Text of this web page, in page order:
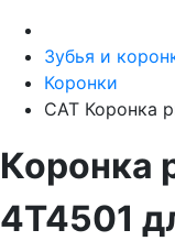
Зубья и
Коронки
CAT Коронка
Коронка
4T4501